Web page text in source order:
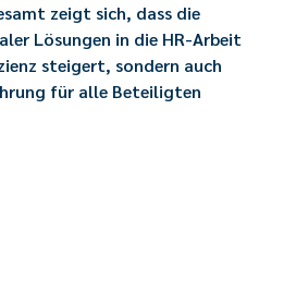
zeigt sich, dass die
Lösungen in die HR-Arbeit
steigert, sondern auch
für alle Beteiligten